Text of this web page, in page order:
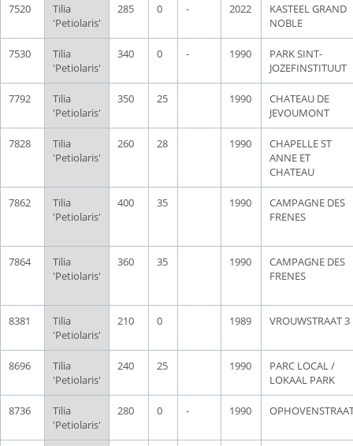
7520
Tilia
'Petiolaris'
285 0 - 2022
KASTEEL GRAND
NOBLE
7530
Tilia
'Petiolaris'
340 0 - 1990
PARK SINT-
JOZEFINSTITUUT
7792
Tilia
'Petiolaris'
350 25 1990
CHATEAU DE
JEVOUMONT
7828
Tilia
'Petiolaris'
260 28 1990
CHAPELLE ST
ANNE ET
CHATEAU
7862
Tilia
'Petiolaris'
400 35 1990
CAMPAGNE DES
FRENES
7864
Tilia
'Petiolaris'
360 35 1990
CAMPAGNE DES
FRENES
8381
Tilia
'Petiolaris'
210 0 1989 VROUWSTRAAT 3
8696
Tilia
'Petiolaris'
240 25 1990
PARC LOCAL /
LOKAAL PARK
8736
Tilia
'Petiolaris'
280 0 - 1990